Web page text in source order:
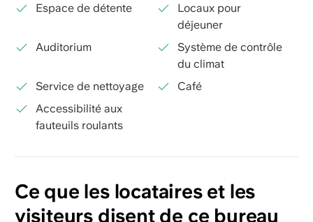
Espace de détente
Locaux pour
déjeuner
Auditorium
Système de contrôle
du climat
Service de nettoyage
Café
Accessibilité aux
fauteuils roulants
Ce que les locataires et les
visiteurs disent de ce bureau